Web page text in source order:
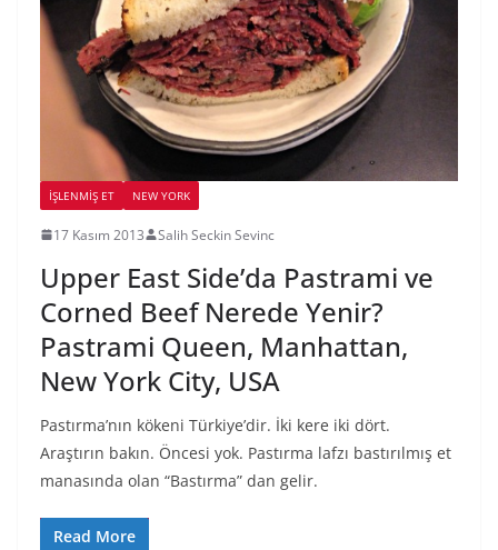
İŞLENMIŞ ET NEW YORK
17 Kasım 2013 Salih Seckin Sevinc
Upper East Side’da Pastrami ve
Corned Beef Nerede Yenir?
Pastrami Queen, Manhattan,
New York City, USA
Pastırma’nın kökeni Türkiye’dir. İki kere iki dört.
Araştırın bakın. Öncesi yok. Pastırma lafzı bastırılmış et
manasında olan “Bastırma” dan gelir.
Read More